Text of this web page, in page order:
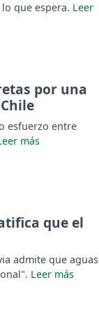
que espera.
por una
esfuerzo entre
que el
admite que aguas